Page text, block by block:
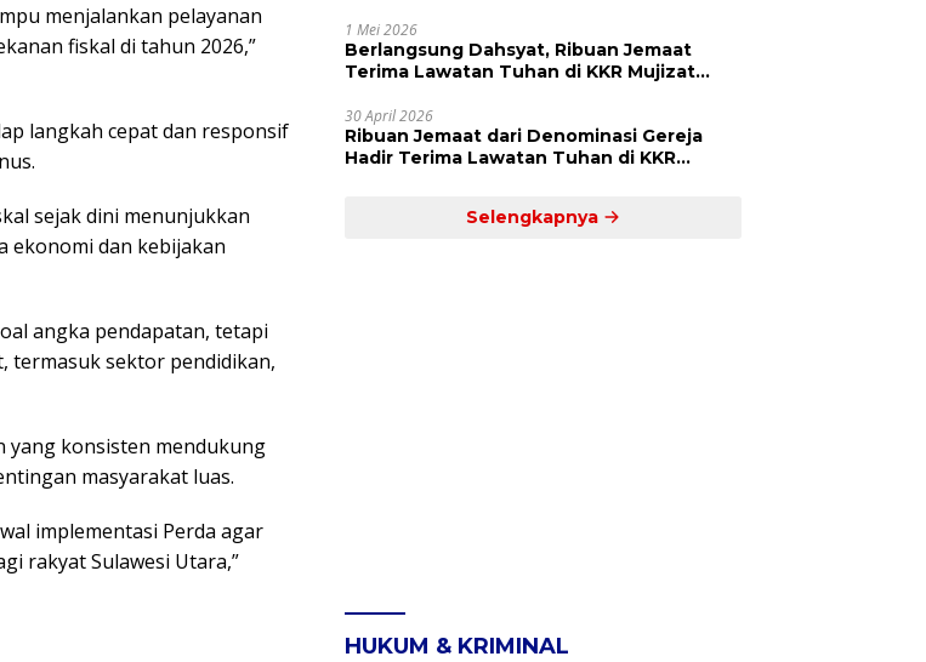
menjalankan pelayanan
fiskal di tahun 2026,”
langkah cepat dan responsif
sejak dini menunjukkan
ekonomi dan kebijakan
angka pendapatan, tetapi
sektor pendidikan,
yang konsisten mendukung
masyarakat luas.
implementasi Perda agar
rakyat Sulawesi Utara,”
1 Mei 2026
Berlangsung Dahsyat, Ribuan Jemaat
Terima Lawatan Tuhan di KKR Mujizat
30 April 2026
Ribuan Jemaat dari Denominasi Gereja
Hadir Terima Lawatan Tuhan di KKR
Selengkapnya
HUKUM & KRIMINAL